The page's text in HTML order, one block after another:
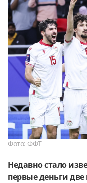
Фото: ФФТ
Недавно стало
первые деньги